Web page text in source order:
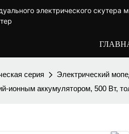
электрического скутера
серия
Электрический
ионным аккумулятором, 500 Вт,